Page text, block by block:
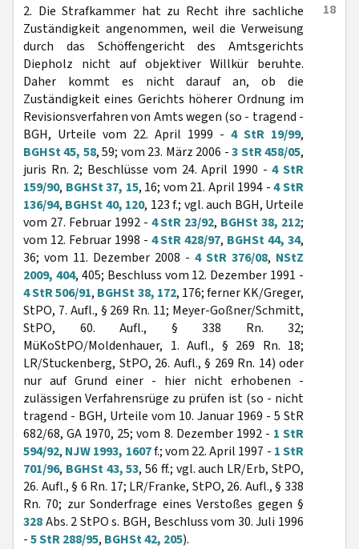
18
2. Die Strafkammer hat zu Recht ihre sachliche
Zuständigkeit angenommen, weil die Verweisung
durch das Schöffengericht des Amtsgerichts
Diepholz nicht auf objektiver Willkür beruhte.
Daher kommt es nicht darauf an, ob die
Zuständigkeit eines Gerichts höherer Ordnung im
Revisionsverfahren von Amts wegen (so - tragend -
BGH, Urteile vom 22. April 1999 - 4 StR 19/99,
BGHSt 45, 58, 59; vom 23. März 2006 -3 StR 458/05,
juris Rn. 2; Beschlüsse vom 24. April 1990 -4 StR
159/90, BGHSt 37, 15, 16; vom 21. April 1994 -4 StR
136/94, BGHSt 40, 120, 123 f.; vgl. auch BGH, Urteile
vom 27. Februar 1992 - 4 StR 23/92, BGHSt 38, 212;
vom 12. Februar 1998 - 4 StR 428/97, BGHSt 44, 34,
36; vom 11. Dezember 2008 - 4 StR 376/08, NStZ
2009, 404, 405; Beschluss vom 12. Dezember 1991 -
4 StR 506/91, BGHSt 38, 172, 176; ferner KK/Greger,
StPO, 7. Aufl., § 269 Rn. 11; Meyer-Goßner/Schmitt,
StPO, 60. Aufl., § 338 Rn. 32;
MüKoStPO/Moldenhauer, 1. Aufl., § 269 Rn. 18;
LR/Stuckenberg, StPO, 26. Aufl., § 269 Rn. 14) oder
nur auf Grund einer - hier nicht erhobenen -
zulässigen Verfahrensrüge zu prüfen ist (so - nicht
tragend - BGH, Urteile vom 10. Januar 1969 - 5 StR
682/68, GA 1970, 25; vom 8. Dezember 1992 - 1 StR
594/92, NJW 1993, 1607f.; vom 22. April 1997 - 1 StR
701/96, BGHSt 43, 53, 56 ff.; vgl. auch LR/Erb, StPO,
26. Aufl., § 6 Rn. 17; LR/Franke, StPO, 26. Aufl., § 338
Rn. 70; zur Sonderfrage eines Verstoßes gegen §
328Abs. 2 StPO s. BGH, Beschluss vom 30. Juli 1996
-5 StR 288/95, BGHSt 42, 205).